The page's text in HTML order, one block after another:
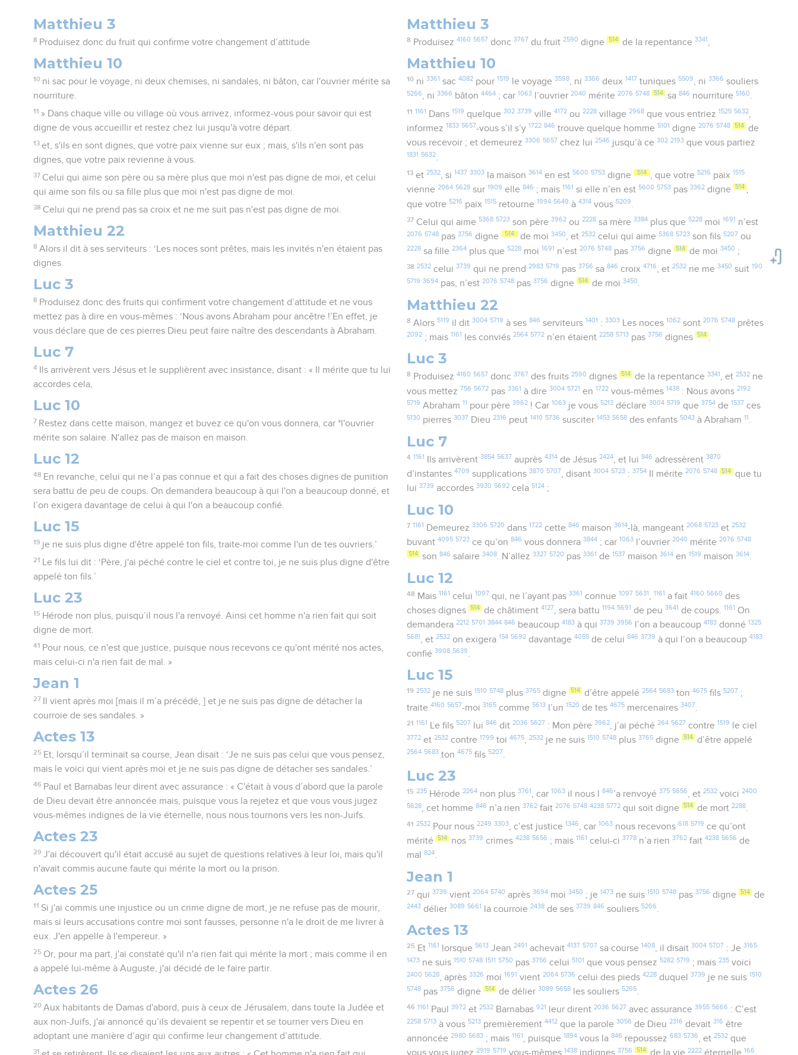
Matthieu 3
8 Produisez donc du fruit qui confirme votre changement d’attitude
Matthieu 10
10 ni sac pour le voyage, ni deux chemises, ni sandales, ni bâton, car l'ouvrier mérite sa
nourriture.
11 » Dans chaque ville ou village où vous arrivez, informez-vous pour savoir qui est
digne de vous accueillir et restez chez lui jusqu'à votre départ.
13 et, s'ils en sont dignes, que votre paix vienne sur eux ; mais, s'ils n'en sont pas
dignes, que votre paix revienne à vous.
37 Celui qui aime son père ou sa mère plus que moi n'est pas digne de moi, et celui
qui aime son fils ou sa fille plus que moi n'est pas digne de moi.
38 Celui qui ne prend pas sa croix et ne me suit pas n'est pas digne de moi.
Matthieu 22
8 Alors il dit à ses serviteurs : ‘Les noces sont prêtes, mais les invités n'en étaient pas
dignes.
Luc 3
8 Produisez donc des fruits qui confirment votre changement d’attitude et ne vous
mettez pas à dire en vous-mêmes : ‘Nous avons Abraham pour ancêtre !’En effet, je
vous déclare que de ces pierres Dieu peut faire naître des descendants à Abraham.
Luc 7
4
Ils arrivèrent vers Jésus et le supplièrent avec insistance, disant : « Il mérite que tu lui
accordes cela,
Luc 10
7 Restez dans cette maison, mangez et buvez ce qu'on vous donnera, car *l'ouvrier
mérite son salaire. N'allez pas de maison en maison.
Luc 12
48 En revanche, celui qui ne l’a pas connue et qui a fait des choses dignes de punition
sera battu de peu de coups. On demandera beaucoup à qui l'on a beaucoup donné, et
l’on exigera davantage de celui à qui l'on a beaucoup confié.
Luc 15
19 je ne suis plus digne d'être appelé ton fils, traite-moi comme l'un de tes ouvriers.’
21
Le fils lui dit : ‘Père, j'ai péché contre le ciel et contre toi, je ne suis plus digne d'être
appelé ton fils.’
Luc 23
15 Hérode non plus, puisqu’il nous l'a renvoyé. Ainsi cet homme n'a rien fait qui soit
digne de mort.
41 Pour nous, ce n'est que justice, puisque nous recevons ce qu'ont mérité nos actes,
mais celui-ci n'a rien fait de mal. »
Jean 1
27
Il vient après moi [mais il m’a précédé, ] et je ne suis pas digne de détacher la
courroie de ses sandales. »
Actes 13
25 Et, lorsqu’il terminait sa course, Jean disait : ‘Je ne suis pas celui que vous pensez,
mais le voici qui vient après moi et je ne suis pas digne de détacher ses sandales.’
46 Paul et Barnabas leur dirent avec assurance : « C'était à vous d’abord que la parole
de Dieu devait être annoncée mais, puisque vous la rejetez et que vous vous jugez
vous-mêmes indignes de la vie éternelle, nous nous tournons vers les non-Juifs.
Actes 23
29 J'ai découvert qu'il était accusé au sujet de questions relatives à leur loi, mais qu'il
n'avait commis aucune faute qui mérite la mort ou la prison.
Actes 25
11 Si j'ai commis une injustice ou un crime digne de mort, je ne refuse pas de mourir,
mais si leurs accusations contre moi sont fausses, personne n'a le droit de me livrer à
eux. J'en appelle à l'empereur. »
25 Or, pour ma part, j'ai constaté qu'il n'a rien fait qui mérite la mort ; mais comme il en
a appelé lui-même à Auguste, j'ai décidé de le faire partir.
Actes 26
20 Aux habitants de Damas d'abord, puis à ceux de Jérusalem, dans toute la Judée et
aux non-Juifs, j'ai annoncé qu’ils devaient se repentir et se tourner vers Dieu en
adoptant une manière d’agir qui confirme leur changement d’attitude.
31
Matthieu 3
8 Produisez 4160 5657 donc 3767 du fruit 2590 digne 514 de la repentance 3341
Matthieu 10
10 ni 3361 sac 4082pour 1519 le voyage 3598, ni 3366 deux 1417 tuniques 5509, ni 3366 souliers
5266, ni3366 bâton4464 ; car 1063 l’ouvrier2040 mérite2076 5748 514 sa846 nourriture 5160.
11 1161 Dans 1519 quelque 302 3739 ville 4172ou 2228village 2968que vous entriez 1525 5632,
informez 1833 5657-vous s’il s’y 1722 846 trouve quelque homme 5101 digne2076 5748 514
de
vous recevoir ; et demeurez3306 5657 chez lui2546 jusqu’à ce302 2193 que vous partiez
1831 5632
13 et 2532, si 1437 3303la maison 3614en est 5600 5753digne 514 , que votre 5216 paix 1515
vienne2064 5628 sur 1909 elle846 ; mais 1161 si elle n’en est 5600 5753 pas3362 digne 514 ,
que votre 5216 paix 1515 retourne 1994 5649 à4314 vous 5209
37 Celui qui aime 5368 5723son père 3962ou 2228sa mère 3384plus que 5228moi 1691 n’est
2076 5748 pas3756 digne 514 de moi3450, et2532 celui qui aime 5368 5723 son fils 5207 ou
2228 sa fille2364 plus que 5228 moi 1691 n’est2076 5748 pas3756 digne 514 de moi3450 ;
38 2532celui 3739 qui ne prend 2983 5719 pas 3756 sa 846 croix 4716, et 2532ne me 3450 suit 190
5719 3694 pas, n’est2076 5748 pas3756 digne 514 de moi3450.
Matthieu 22
8 Alors 5119 il dit 3004 5719 à ses 846 serviteurs 1401 : 3303Les noces 1062sont 2076 5748prêtes
2092 ; mais 1161 les conviés2564 5772 n’en étaient2258 5713 pas3756 dignes 514 .
Luc 3
8 Produisez 4160 5657 donc 3767 des fruits 2590 dignes 514 de la repentance 3341, et 2532ne
vous mettez 756 5672 pas3361 à dire3004 5721 en 1722 vous-mêmes 1438 : Nous avons2192
5719 Abraham 11 pour père3962 ! Car 1063 je vous 5213 déclare3004 5719 que3754 de 1537 ces
5130 pierres3037 Dieu2316 peut 1410 5736 susciter 1453 5658 des enfants 5043 à Abraham 11.
Luc 7
4 1161 Ils arrivèrent 3854 5637 auprès 4314de Jésus 2424, et lui 846 adressèrent 3870
d’instantes4709 supplications3870 5707, disant3004 5723 :3754 Il mérite2076 5748 514
que tu
lui3739 accordes3930 5692 cela 5124 ;
Luc 10
7 1161 Demeurez 3306 5720 dans 1722cette 846 maison 3614-là, mangeant 2068 5723et 2532
buvant4095 5723 ce qu’on846 vous donnera3844 ; car 1063 l’ouvrier2040 mérite2076 5748
514 son846 salaire3408. N’allez3327 5720 pas3361 de1537 maison3614 en1519 maison3614.
Luc 12
48 Mais 1161 celui 1097 qui, ne l’ayant pas 3361 connue 1097 5631 1161 a fait 4160 5660 des
choses dignes 514 de châtiment4127, sera battu 1194 5691 de peu3641 de coups. 1161
On
demandera2212 5701 3844 846 beaucoup4183 à qui3739 3956 l’on a beaucoup4183 donné1325
5681 , et2532 on exigera 154 5692 davantage4055 de celui846 3739 à qui l’on a beaucoup4183
confié3908 5639.
Luc 15
19 2532je ne suis 1510 5748plus 3765digne 514 d’être appelé 2564 5683ton 4675fils 5207 ;
traite4160 5657-moi3165 comme 5613 l’un 1520 de tes4675 mercenaires3407
21 1161 Le fils 5207 lui 846 dit 2036 5627 : Mon père 3962, j’ai péché 264 5627 contre 1519 le ciel
3772 et2532 contre1799 toi4675,2532 je ne suis1510 5748 plus3765 digne 514 d’être appelé
2564 5683 ton4675 fils 5207
Luc 23
15 235Hérode 2264non plus 3761 , car 1063il nous l 846’a renvoyé 375 5656 , et 2532voici 2400
5628, cet homme846 n’a rien3762 fait2076 5748 4238 5772 qui soit digne 514 de mort2288.
41 2532Pour nous 2249 3303, c’est justice 1346 , car 1063nous recevons 618 5719 ce qu’ont
mérité 514 nos3739 crimes4238 5656 ; mais 1161 celui-ci3778 n’a rien3762 fait4238 5656 de
mal824.
Jean 1
27 qui 3739 vient 2064 5740 après 3694moi 3450 ; je 1473ne suis 1510 5748pas 3756 digne 514 de
2443 délier3089 5661 la courroie2438 de ses3739 846 souliers 5266
Actes 13
25 Et 1161 lorsque 5613Jean 2491 achevait 4137 5707 sa course 1408, il disait 3004 5707 : Je 3165
1473 ne suis 1510 5748 1511 5750 pas3756 celui 5101 que vous pensez 5282 5719 ; mais235 voici
2400 5628 , après3326 moi 1691 vient2064 5736 celui des pieds4228 duquel3739 je ne suis 1510
5748 pas3756 digne 514 de délier3089 5658 les souliers 5266.
46 1161 Paul 3972et 2532Barnabas 921 leur dirent 2036 5627 avec assurance 3955 5666 : C’est
2258 5713 à vous 5213 premièrement4412 que la parole3056 de Dieu2316 devait316 être
annoncée2980 5683 ; mais 1161 , puisque 1894 vous la846 repoussez683 5736, et2532 que
vous vous jugez2919 5719 vous-mêmes 1438 indignes3756 514 de la vie2222 éternelle 166